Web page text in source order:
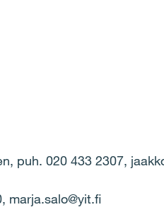
puh. 020 433 2307,
marja.salo@yit.fi